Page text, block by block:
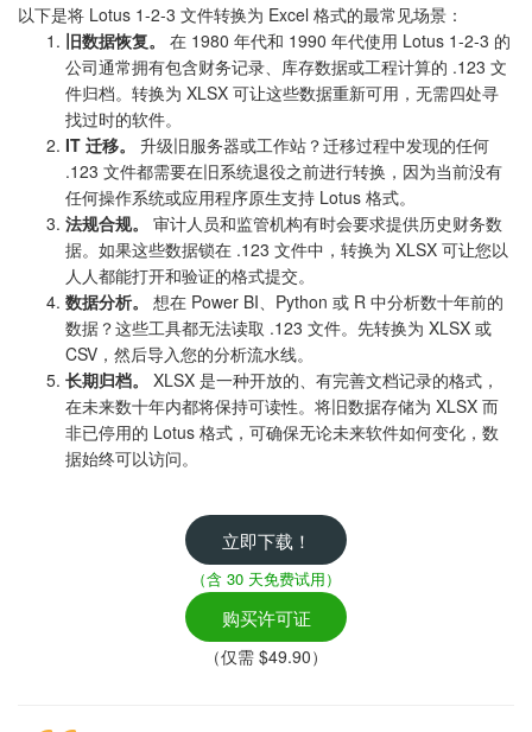
以下是将 Lotus 1-2-3 文件转换为 Excel 格式的最常见场景：
旧数据恢复。
在 1980 年代和 1990 年代使用 Lotus 1-2-3 的
公司通常拥有包含财务记录、库存数据或工程计算的 .123 文
件归档。转换为 XLSX 可让这些数据重新可用，无需四处寻
找过时的软件。
IT 迁移。
升级旧服务器或工作站？迁移过程中发现的任何
.123 文件都需要在旧系统退役之前进行转换，因为当前没有
任何操作系统或应用程序原生支持 Lotus 格式。
法规合规。
审计人员和监管机构有时会要求提供历史财务数
据。如果这些数据锁在 .123 文件中，转换为 XLSX 可让您以
人人都能打开和验证的格式提交。
数据分析。
想在 Power BI、Python 或 R 中分析数十年前的
数据？这些工具都无法读取 .123 文件。先转换为 XLSX 或
CSV，然后导入您的分析流水线。
长期归档。
XLSX 是一种开放的、有完善文档记录的格式，
在未来数十年内都将保持可读性。将旧数据存储为 XLSX 而
非已停用的 Lotus 格式，可确保无论未来软件如何变化，数
据始终可以访问。
立即下载！
（含 30 天免费试用）
购买许可证
（仅需 $49.90）